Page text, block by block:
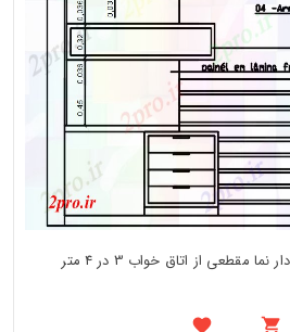
دانلود نقشه اتاق خواب مستر دار نما مقطعی از اتاق خواب 3 در 4 متر